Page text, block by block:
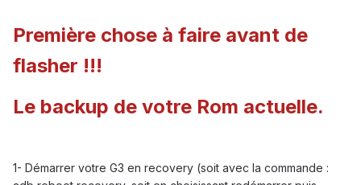
Première chose à faire avant de
flasher !!!
Le backup de votre Rom actuelle.
1- Démarrer votre G3 en recovery (soit avec la commande :